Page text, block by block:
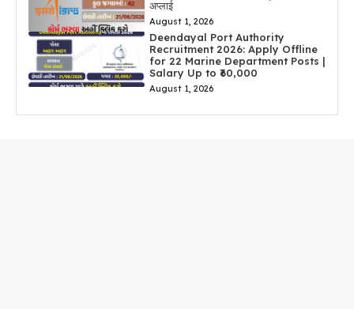
अप्लाई
August 1, 2026
Deendayal Port Authority
Recruitment 2026: Apply Offline
for 22 Marine Department Posts |
Salary Up to ₹60,000
August 1, 2026